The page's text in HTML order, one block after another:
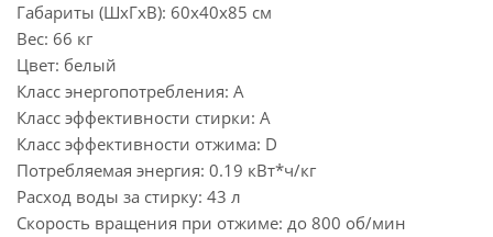
Габариты (ШxГxВ): 60x40x85 см
Вес: 66 кг
Цвет: белый
Класс энергопотребления: A
Класс эффективности стирки: A
Класс эффективности отжима: D
Потребляемая энергия: 0.19 кВт*ч/кг
Расход воды за стирку: 43 л
Скорость вращения при отжиме: до 800 об/мин